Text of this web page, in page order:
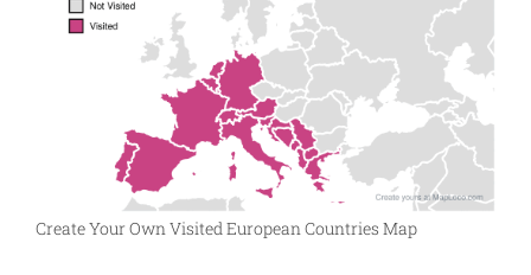
Create Your Own Visited European Countries Map